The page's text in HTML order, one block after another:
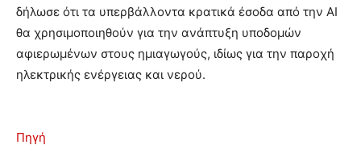
δήλωσε ότι τα υπερβάλλοντα κρατικά έσοδα από την AI
θα χρησιμοποιηθούν για την ανάπτυξη υποδομών
αφιερωμένων στους ημιαγωγούς, ιδίως για την παροχή
ηλεκτρικής ενέργειας και νερού.
Πηγή